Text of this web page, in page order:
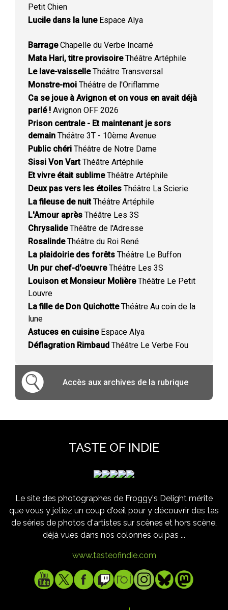
Petit Chien
Lucile dans la luneEspace Alya
BarrageChapelle du Verbe Incarné
Mata Hari, titre provisoireThéâtre Artéphile
Le lave-vaisselleThéâtre Transversal
Monstre-moi Théâtre de l'Oriflamme
Ca se joue à Avignon et on vous en avait déjà
parlé ! Avignon OFF 2026
Prison centrale - Et maintenant je sors
demain Théâtre 3T - 10ème Avenue
Public chéri Théâtre de Notre Dame
Sissi Von VartThéâtre Artéphile
Et vivre était sublimeThéâtre Artéphile
Deux pas vers les étoiles Théâtre La Scierie
La fileuse de nuitThéâtre Artéphile
L'Amour après Théâtre Les 3S
ChrysalideThéâtre de l'Adresse
RosalindeThéâtre du Roi René
La plaidoirie des forêts Théâtre Le Buffon
Un pur chef-d'oeuvreThéâtre Les 3S
Louison et Monsieur MolièreThéâtre Le Petit
Louvre
La fille de Don QuichotteThéâtre Au coin de la
lune
Astuces en cuisineEspace Alya
Déflagration Rimbaud Théâtre Le Verbe Fou
Accès aux archives de la rubrique
TASTE OF INDIE
Le site des photographes de Froggy's Delight mérite
que vous y jetiez un coup d'oeil pour y découvrir des tas
de séries de photos d'artistes sur scènes et hors scène,
déjà vues dans nos colonnes ou pas ...
www.tasteofindie.com